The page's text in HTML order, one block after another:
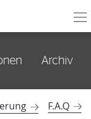
Archiv
F.A.Q